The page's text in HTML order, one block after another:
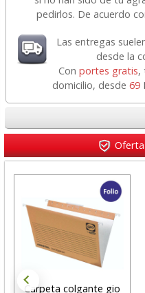
pedirlos. De acuerdo
Las entregas
desde la
Con portes gratis,
domicilio, desde69
Carpeta colgante gio